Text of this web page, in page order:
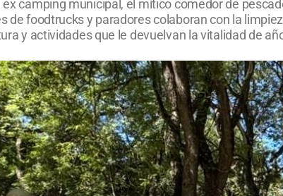
ex camping municipal, el mítico comedor de
de foodtrucks y paradores colaboran con la
y actividades que le devuelvan la vitalidad de